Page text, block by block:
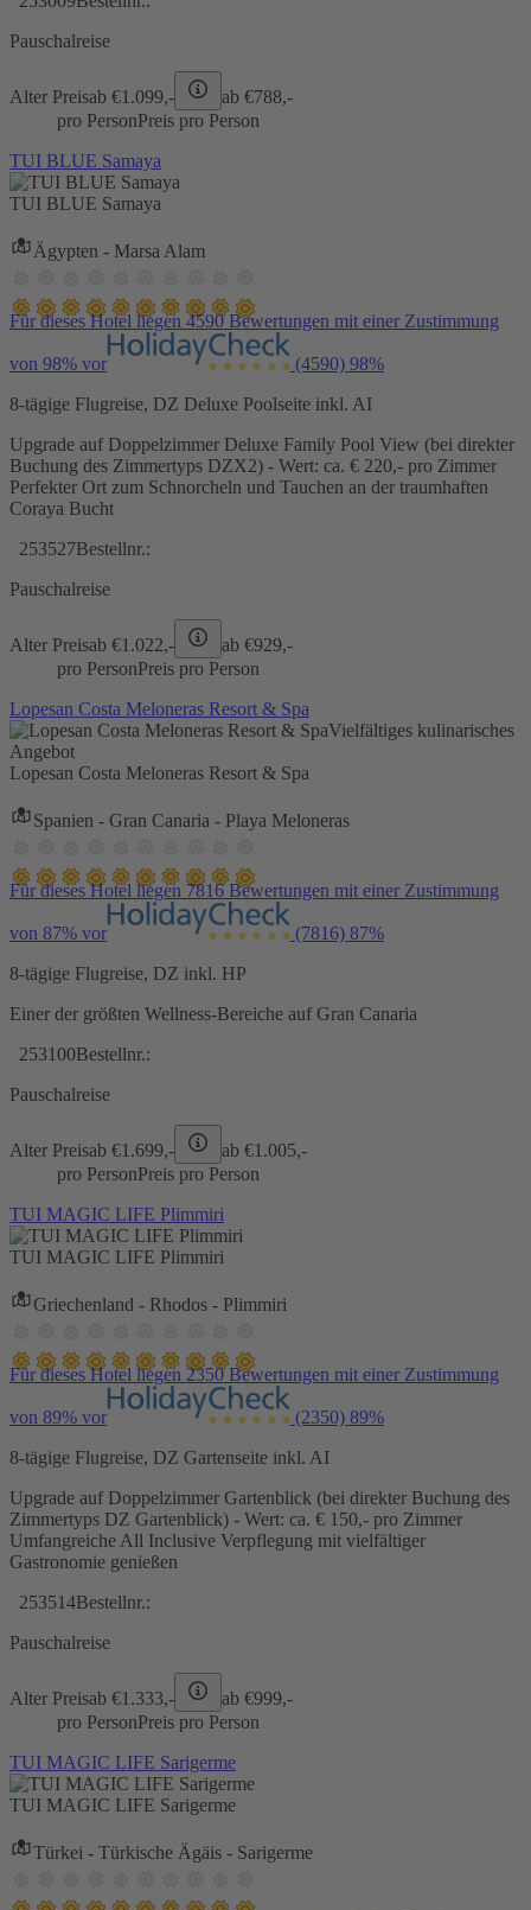
Pauschalreise
Alter Preisab €1.099,- ab €788,-
pro PersonPreis pro Person
TUI BLUE Samaya
TUI BLUE Samaya
Ägypten - Marsa Alam
Für dieses Hotel liegen 4590 Bewertungen mit einer Zustimmung
von 98% vor (4590) 98%
8-tägige Flugreise, DZ Deluxe Poolseite inkl. AI
Upgrade auf Doppelzimmer Deluxe Family Pool View (bei direkter
Buchung des Zimmertyps DZX2) - Wert: ca. € 220,- pro Zimmer
Perfekter Ort zum Schnorcheln und Tauchen an der traumhaften
Coraya Bucht
253527Bestellnr.:
Pauschalreise
Alter Preisab €1.022,- ab €929,-
pro PersonPreis pro Person
Lopesan Costa Meloneras Resort & Spa
Vielfältiges kulinarisches
Angebot
Lopesan Costa Meloneras Resort & Spa
Spanien - Gran Canaria - Playa Meloneras
Für dieses Hotel liegen 7816 Bewertungen mit einer Zustimmung
von 87% vor (7816) 87%
8-tägige Flugreise, DZ inkl. HP
Einer der größten Wellness-Bereiche auf Gran Canaria
253100Bestellnr.:
Pauschalreise
Alter Preisab €1.699,- ab €1.005,-
pro PersonPreis pro Person
TUI MAGIC LIFE Plimmiri
TUI MAGIC LIFE Plimmiri
Griechenland - Rhodos - Plimmiri
Für dieses Hotel liegen 2350 Bewertungen mit einer Zustimmung
von 89% vor (2350) 89%
8-tägige Flugreise, DZ Gartenseite inkl. AI
Upgrade auf Doppelzimmer Gartenblick (bei direkter Buchung des
Zimmertyps DZ Gartenblick) - Wert: ca. € 150,- pro Zimmer
Umfangreiche All Inclusive Verpflegung mit vielfältiger
Gastronomie genießen
253514Bestellnr.:
Pauschalreise
Alter Preisab €1.333,- ab €999,-
pro PersonPreis pro Person
TUI MAGIC LIFE Sarigerme
TUI MAGIC LIFE Sarigerme
Türkei - Türkische Ägäis - Sarigerme